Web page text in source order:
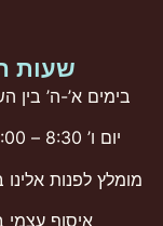
שעות
בימים א’-ה’ בין השעות
יום ו’ 8:30 – 13:00
מומלץ לפנות
איסוף